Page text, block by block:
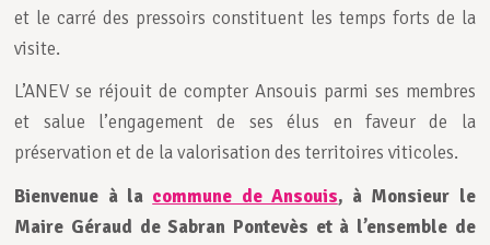
et le carré des pressoirs constituent les temps forts de la
visite.
L’ANEV se réjouit de compter Ansouis parmi ses membres
et salue l’engagement de ses élus en faveur de la
préservation et de la valorisation des territoires viticoles.
Bienvenue à la commune de Ansouis, à Monsieur le
Maire Géraud de Sabran Pontevès et à l’ensemble de